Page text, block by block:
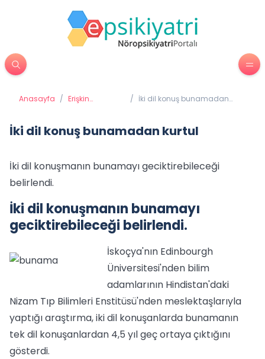
Anasayfa / Erişkin
/ İki dil konuş bunamadan
İki dil konuş bunamadan kurtul
İki dil konuşmanın bunamayı geciktirebileceği
belirlendi.
İki dil konuşmanın bunamayı
geciktirebileceği belirlendi.
İskoçya'nın Edinbourgh
Üniversitesi'nden bilim
adamlarının Hindistan'daki
Nizam Tıp Bilimleri Enstitüsü'nden meslektaşlarıyla
yaptığı araştırma, iki dil konuşanlarda bunamanın
tek dil konuşanlardan 4,5 yıl geç ortaya çıktığını
gösterdi.